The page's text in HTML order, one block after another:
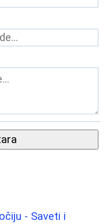
- Saveti i